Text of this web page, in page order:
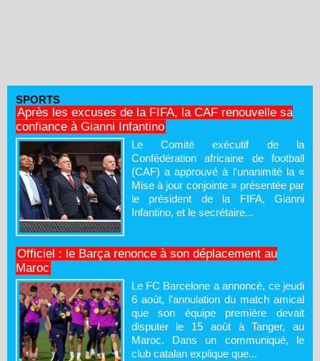
SPORTS
Après les excuses de la FIFA, la CAF renouvelle sa
confiance à Gianni Infantino
Le Comité exécutif de la
Confédération africaine de football
(CAF) a approuvé à l'unanimité la «
Mise à jour conjointe » présentée par
le président de la FIFA, Gianni
Infantino, et le secrétaire...
Officiel : le Barça renonce à son déplacement au
Maroc
Le FC Barcelone a annoncé, ce jeudi
6 août, l'annulation du match amical
que son équipe première devait
disputer le 15 août à Tanger, au
Maroc. Dans un communiqué, le
club catalan explique que...